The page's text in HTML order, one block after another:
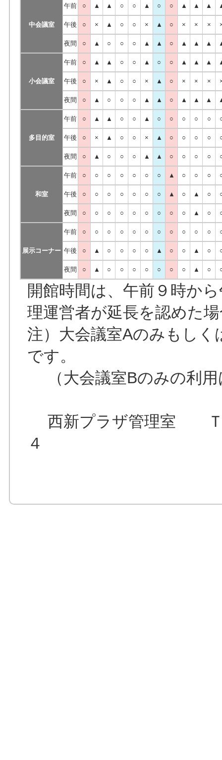
中会議室
午前 ○ ▲ ▲ ○ ○ ▲ ○ ○ ▲ ▲ ▲
午後 ○ × ▲ ○ ○ × ▲ ○ × × ×
夜間 ○ ▲ ○ ○ ○ ▲ ▲ ○ ▲ ▲ ▲
小会議室
午前 ○ ▲ ▲ ○ ○ ▲ ○ ○ ▲ ▲ ▲
午後 ○ × ▲ ○ ○ × ▲ ○ × × ×
夜間 ○ ▲ ○ ○ ○ ▲ ▲ ○ ▲ ▲ ▲
多目的室
午前 ○ ▲ ▲ ○ ○ ▲ ○ ○ ○ ○ ○
午後 ○ × ▲ ○ ○ × ▲ ○ ○ ○ ○
夜間 ○ ▲ ○ ○ ○ ▲ ▲ ○ ○ ○ ○
和室
午前 ○ ○ ○ ○ ○ ○ ○ ▲ ○ ○ ○
午後 ○ ○ ○ ○ ○ ○ ○ ▲ ○ ▲ ○
夜間 ○ ○ ○ ○ ○ ○ ○ ○ ○ ▲ ○
展示コーナー
午前 ○ ○ ○ ○ ○ ○ ○ ○ ○ ○ ○
午後 ○ ▲ ○ ○ ○ ○ ▲ ○ ○ ▲ ○
夜間 ○ ▲ ○ ○ ○ ○ ○ ○ ○ ▲ ○
開館時間は、午前９時か
理運営者が延長を認めた
注）大会議室Aのみもしく
です。
（大会議室Bのみの利用
西新プラザ管理室 Ｔ
４